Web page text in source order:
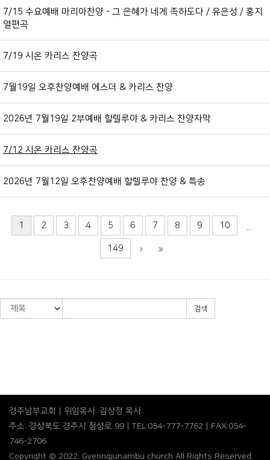
7/15 수요예배 마리아찬양 - 그 은혜가 네게 족하도다 / 유은성 / 홍지
열편곡
7/19 시온 카리스 찬양곡
7월19일 오후찬양예배 에스더 & 카리스 찬양
2026년 7월19일 2부예배 할렐루야 & 카리스 찬양자막
7/12 시온 카리스 찬양곡
2026년 7월12일 오후찬양예배 할렐루야 찬양 & 특송
1 2 3 4 5 6 7 8 9 10
149
검색
경주남부교회 | 위임목사: 김상정 목사
주소: 경상북도 경주시 첨성로 99 | TEL:054-777-7762 | FAX:054-
746-2706
Copyright © 2022. Gyeongjunambu church All Rights Reserved.